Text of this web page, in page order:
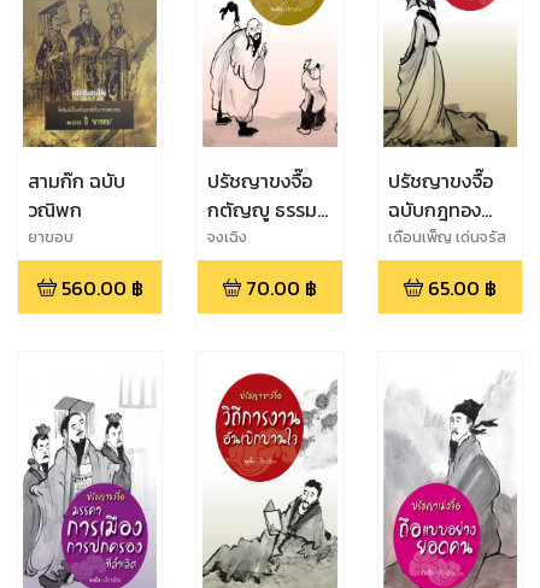
สามก๊ก ฉบับ
วณิพก
ยาขอบ
560.00 ฿
ปรัชญาขงจื๊อ
กตัญญู ธรรมคู่
ฟ้าดิน
จงเฉิง
70.00 ฿
ปรัชญาขงจื๊อ
ฉบับกฎทอง
ของขงจื๊อ
เดือนเพ็ญ เด่นจรัส
65.00 ฿